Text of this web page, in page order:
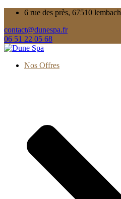
6 rue des près, 67510 lembach
contact@dunespa.fr
06 51 22 05 68
Nos Offres